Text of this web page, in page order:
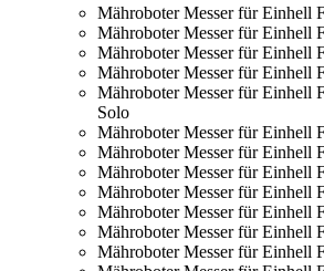
Mähroboter Messer für Einhell
Mähroboter Messer für Einhell
Mähroboter Messer für Einhell
Mähroboter Messer für Einhell
Mähroboter Messer für Einhell
Solo
Mähroboter Messer für Einhell
Mähroboter Messer für Einhell
Mähroboter Messer für Einhell
Mähroboter Messer für Einhell
Mähroboter Messer für Einhell
Mähroboter Messer für Einhell
Mähroboter Messer für Einhell